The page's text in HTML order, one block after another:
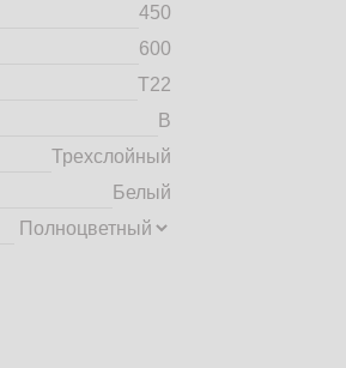
450
600
Т22
B
Трехслойный
Белый